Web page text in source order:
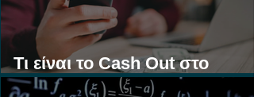
Τι είναι το Cash Out στο
Στοίχημα;